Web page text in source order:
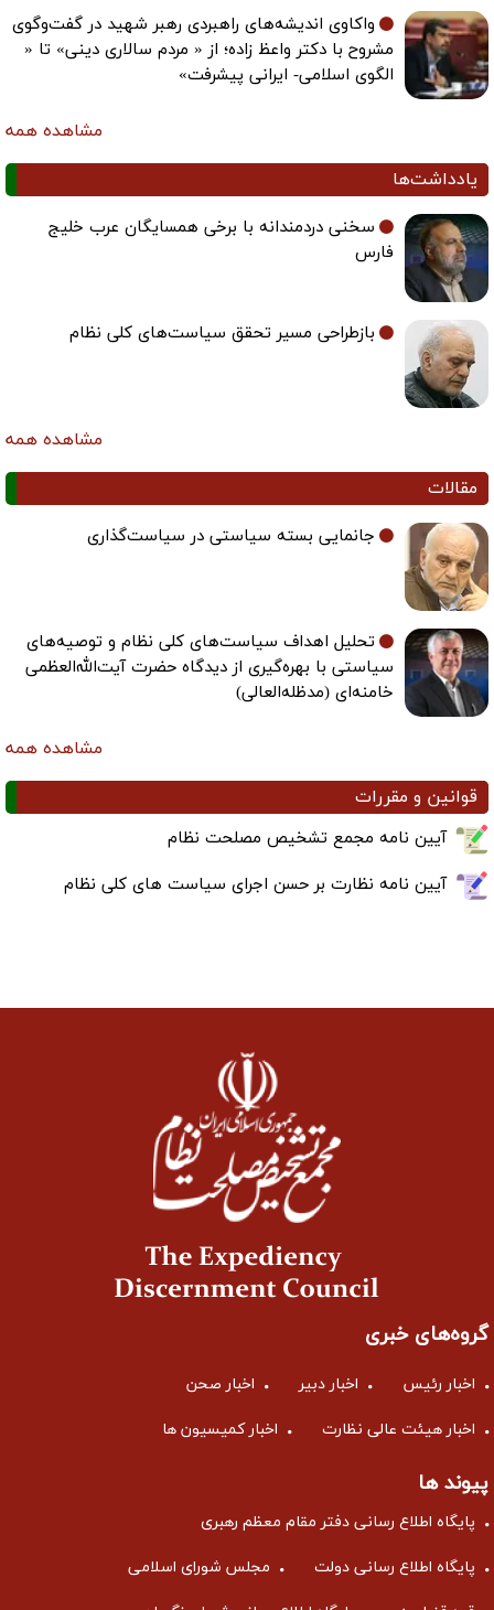
واکاوی اندیشه‌های راهبردی رهبر شهید در گفت‌وگوی
مشروح با دکتر واعظ زاده؛ از « مردم سالاری دینی» تا «
الگوی اسلامی- ایرانی پیشرفت»
مشاهده همه
یادداشت‌ها
سخنی دردمندانه با برخی همسایگان عرب خلیج
فارس
بازطراحی مسیر تحقق سیاست‌های کلی نظام
مشاهده همه
مقالات
جانمایی بسته سیاستی در سیاست‌گذاری
تحلیل اهداف سیاست‌های کلی نظام و توصیه‌های
سیاستی با بهره‌گیری از دیدگاه حضرت آیت‌الله‌العظمی
خامنه‌ای (مدظله‌العالی)
مشاهده همه
قوانین و مقررات
آیین نامه مجمع تشخیص مصلحت نظام
آیین نامه نظارت بر حسن اجرای سیاست های کلی نظام
گروه‌های خبری
اخبار رئیس اخبار دبیر اخبار صحن
اخبار هیئت عالی نظارت اخبار کمیسیون ها
پیوند ها
پایگاه اطلاع رسانی دفتر مقام معظم رهبری
پایگاه اطلاع رسانی دولت مجلس شورای اسلامی